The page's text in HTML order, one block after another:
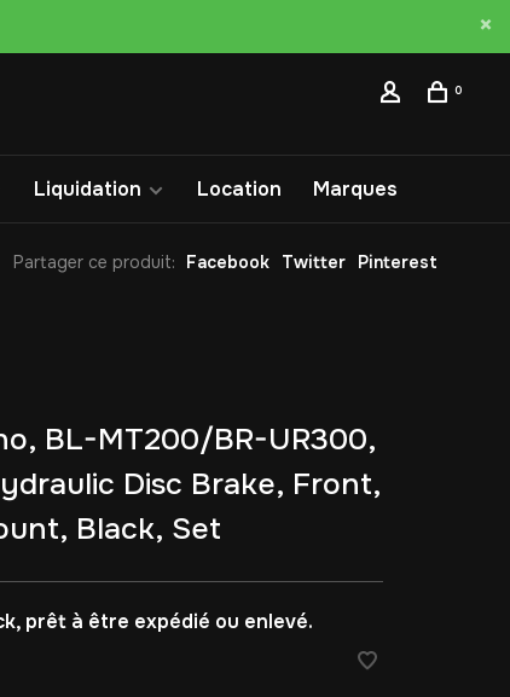
0
Liquidation Location Marques
Partager ce produit: Facebook Twitter Pinterest
BL-MT200/BR-UR300,
Disc Brake, Front,
Black, Set
prêt à être expédié ou enlevé.